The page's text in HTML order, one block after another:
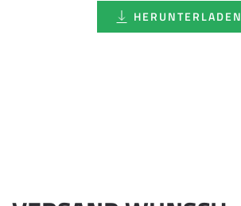
HERUNTERLADEN